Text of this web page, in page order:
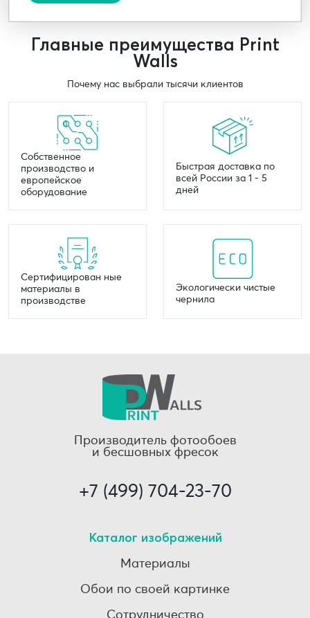
Главные преимущества Print
Walls
Почему нас выбрали тысячи клиентов
Собственное
производство и
европейское
оборудование
Быстрая доставка по
всей России за 1 - 5
дней
Сертифицирован ные
материалы в
производстве
Экологически чистые
чернила
Производитель фотообоев
и бесшовных фресок
+7 (499) 704-23-70
Каталог изображений
Материалы
Обои по своей картинке
Сотрудничество